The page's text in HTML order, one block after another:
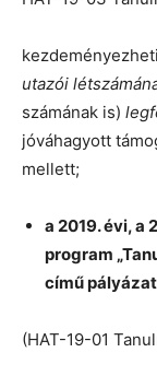
utazói
számának is)
jóváhagyott
mellett;
a 2019. évi, a
program
című
(HAT-19-01